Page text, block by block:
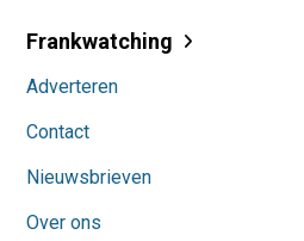
Frankwatching
Adverteren
Contact
Nieuwsbrieven
Over ons